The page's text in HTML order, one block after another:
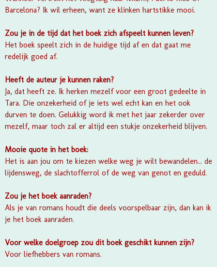
Barcelona? Ik wil erheen, want ze klinken hartstikke mooi.
Zou je in de tijd dat het boek zich afspeelt kunnen leven?
Het boek speelt zich in de huidige tijd af en dat gaat me
redelijk goed af.
Heeft de auteur je kunnen raken?
Ja, dat heeft ze. Ik herken mezelf voor een groot gedeelte in
Tara. Die onzekerheid of je iets wel echt kan en het ook
durven te doen. Gelukkig word ik met het jaar zekerder over
mezelf, maar toch zal er altijd een stukje onzekerheid blijven.
Mooie quote in het boek:
Het is aan jou om te kiezen welke weg je wilt bewandelen... de
lijdensweg, de slachtofferrol of de weg van genot en geduld.
Zou je het boek aanraden?
Als je van romans houdt die deels voorspelbaar zijn, dan kan ik
je het boek aanraden.
Voor welke doelgroep zou dit boek geschikt kunnen zijn?
Voor liefhebbers van romans.